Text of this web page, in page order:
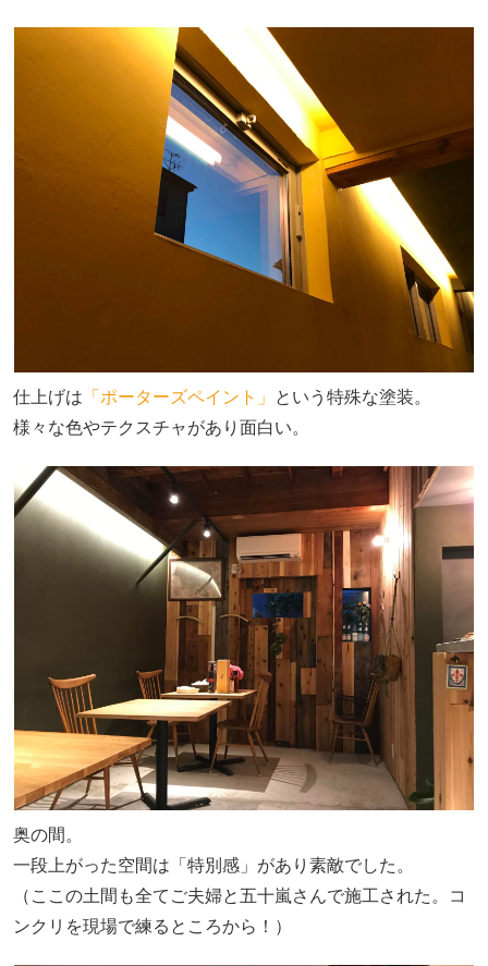
仕上げは 「ポーターズペイント」
という特殊な塗装。
様々な色やテクスチャがあり面白い。
奥の間。
一段上がった空間は「特別感」があり素敵でした。
（ここの土間も全てご夫婦と五十嵐さんで施工された。コ
ンクリを現場で練るところから！）